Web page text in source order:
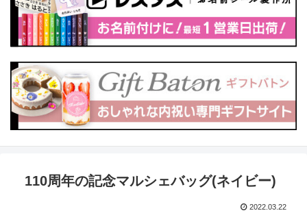
110周年の記念マルシェバッグ(ネイビー)
2022.03.22